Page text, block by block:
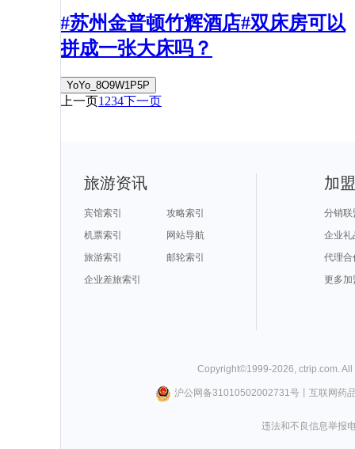
#苏州金普顿竹辉酒店#双床房可以
拼成一张大床吗？
YoYo_8O9W1P5P
上一页1 234下一页
旅游资讯
宾馆索引
攻略索引
机票索引
网站导航
旅游索引
邮轮索引
企业差旅索引
加
分销联
企业礼
代理合
更多加
Copyright©1999-2026, ctrip.com.
沪公网备31010502002731号丨 互联网药
违法和不良信息举报